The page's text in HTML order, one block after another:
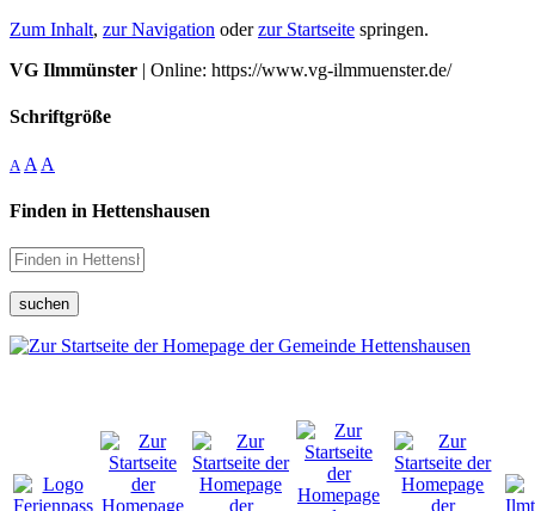
Zum Inhalt, zur Navigation oderzur Startseite springen.
VG Ilmmünster | Online: https://www.vg-ilmmuenster.de/
Schriftgröße
A A A
Finden in Hettenshausen
suchen